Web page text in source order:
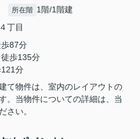
所在階 1階/1階建
４丁目
歩87分
徒歩135分
121分
て物件は、室内のレイアウトの
。当物件についての詳細は、当
さい。